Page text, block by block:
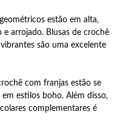
estão em alta,
arrojado. Blusas de crochê
são uma excelente
com franjas estão se
estilos boho. Além disso,
complementares é